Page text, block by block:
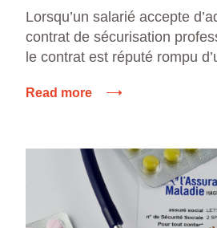
travail
Lorsqu’un salarié accepte
contrat de sécurisation
le contrat est réputé rompu
une cause économique réelle
l’employeur dans un
Read more